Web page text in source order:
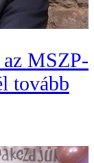
az MSZP-
tovább